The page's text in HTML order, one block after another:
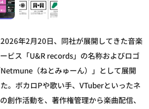
年2月20日、同社が展開してきた音楽
ビス「U&R records」の名称およびロゴ
（ねとみゅーん）」として展開
。ボカロPや歌い手、VTuberといったネ
創作活動を、著作権管理から楽曲配信、